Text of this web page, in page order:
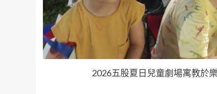
2026五股夏日兒童劇場寓教於